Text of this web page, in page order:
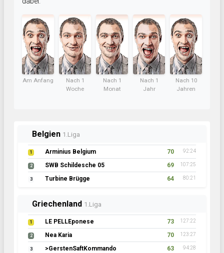
Am Anfang
Nach 1
Woche
Nach 1
Monat
Nach 1
Jahr
Nach 10
Jahren
Belgien 1.Liga
1 Arminius Belgium 70 92:24
2 SWB Schildesche 05 69 107:25
3 Turbine Brügge 64 80:21
Griechenland 1.Liga
1 LE PELLEponese 73 127:22
2 Nea Karia 70 123:27
3 >GerstenSaftKommando 63 94:28